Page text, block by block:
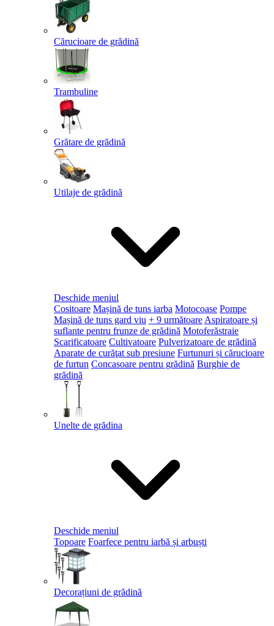
Cărucioare de grădină
Trambuline
Grătare de grădină
Utilaje de grădină
Deschide meniul
Cositoare Mașină de tuns iarba Motocoase Pompe
Mașină de tuns gard viu + 9 următoare Aspiratoare și
suflante pentru frunze de grădină Motoferăstraie
Scarificatoare Cultivatoare Pulverizatoare de grădină
Aparate de curăţat sub presiune Furtunuri și cărucioare
de furtun Concasoare pentru grădină Burghie de
grădină
Unelte de grădina
Deschide meniul
Topoare Foarfece pentru iarbă și arbuști
Decorațiuni de grădină